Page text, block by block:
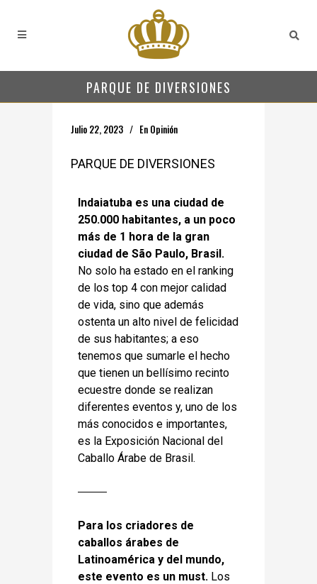
PARQUE DE DIVERSIONES
Julio 22, 2023 En Opinión
PARQUE DE DIVERSIONES
Indaiatuba es una ciudad de
250.000 habitantes, a un poco
más de 1 hora de la gran
ciudad de São Paulo, Brasil.
No solo ha estado en el ranking
de los top 4 con mejor calidad
de vida, sino que además
ostenta un alto nivel de felicidad
de sus habitantes; a eso
tenemos que sumarle el hecho
que tienen un bellísimo recinto
ecuestre donde se realizan
diferentes eventos y, uno de los
más conocidos e importantes,
es la Exposición Nacional del
Caballo Árabe de Brasil.
Para los criadores de
caballos árabes de
Latinoamérica y del mundo,
este evento es un must. Los